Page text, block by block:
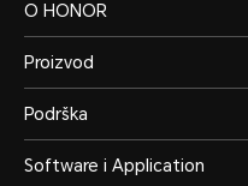
O HONOR
Proizvod
Podrška
Software i Application